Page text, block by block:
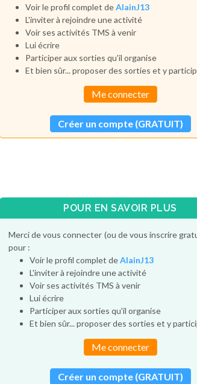
Voir le profil complet deAlainJ13
L'inviter à rejoindre une activité
Voir ses activités TMS à venir
Lui écrire
Participer aux sorties qu'il organise
Et bien sûr... proposer des sorties et y
Me connecter
Créer un compte (GRATUIT)
POUR EN SAVOIR PLUS
Merci de vous connecter (ou de vous inscrire
pour :
Voir le profil complet deAlainJ13
L'inviter à rejoindre une activité
Voir ses activités TMS à venir
Lui écrire
Participer aux sorties qu'il organise
Et bien sûr... proposer des sorties et y
Me connecter
Créer un compte (GRATUIT)